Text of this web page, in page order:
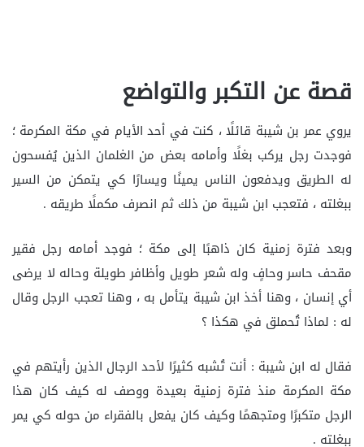
قصة عن التكبر والتواضع
يروي عمر بن شيبة قائلًا ، كنت في أحد الأيام في مكة المكرمة ؛
فوجدت رجل يركب بغلًا وأمامه بعض من الغلمان الذين يُفسحون
له الطريق ويدفعون الناس يمينًا ويسارًا كي يتمكن من السير
ببغلته ، فتعجب ابن شيبة من ذلك ثم انصرف مكملًا طريقه .
وبعد فترة زمنية كان ذاهبًا إلى مكة ؛ فوجد أمامه رجل فقير
مقحف حاسر وحافٍ وله شعر طويل وأظافر طويلة وحاله لا يرضى
أي إنسان ، وهنا أخذ ابن شيبة يتأمل به ، وهنا تعجب الرجل وقال
له : لماذا تُحملق في هكذا ؟
فقال له ابن شيبة : أنت تُشبه كثيرًا لأحد الرجال الذين رأيتهم في
مكة المكرمة منذ فترة زمنية بعيدة ووصف له كيف كان هذا
الرجل متكبرًا ومتجهمًا وكيف كان يفعل بالفقراء من حوله كي يمر
ببغلته .